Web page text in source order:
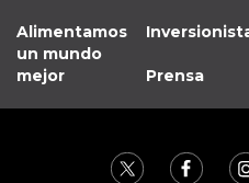
Alimentamos
un mundo
mejor
Prensa